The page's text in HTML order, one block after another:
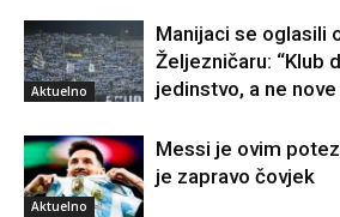
Aktuelno
Manijaci se oglasili
Željezničaru: “Klub
jedinstvo, a ne
Aktuelno
Messi je ovim
je zapravo čovjek